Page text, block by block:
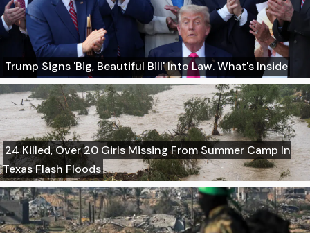
Trump Signs 'Big, Beautiful Bill' Into Law. What's Inside
24 Killed, Over 20 Girls Missing From Summer Camp In
Texas Flash Floods